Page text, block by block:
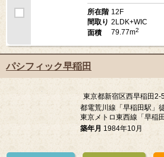
1億980万
所在階
12F
間取り 2LDK+WIC
面積
79.77m2
パシフィック早稲田
東京都新宿区西早稲田2-
都電荒川線「早稲田駅」
築年月 1984年10月